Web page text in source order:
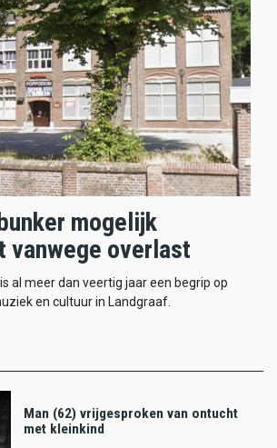
mogelijk
vanwege overlast
al meer dan veertig jaar een begrip op
en cultuur in Landgraaf.
Man (62) vrijgesproken van ontucht
met kleinkind